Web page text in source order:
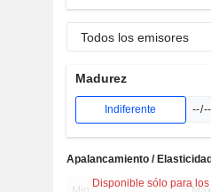
Todos los emisores
Madurez
Indiferente
Disponible sólo para
Apalancamiento /